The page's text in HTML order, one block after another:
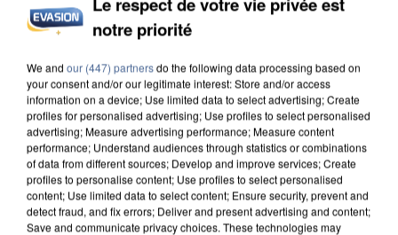
L’UN DES FONDATEURS SUPPOSÉS DE LA DZ
MAFIA INTERPELLÉ EN ALGÉRIE
notre priorité
We and our (447) partnersdo the following data processing based on
your consent and/or our legitimate interest: Store and/or access
information on a device; Use limited data to select advertising; Create
profiles for personalised advertising; Use profiles to select personalised
advertising; Measure advertising performance; Measure content
performance; Understand audiences through statistics or combinations
of data from different sources; Develop and improve services; Create
profiles to personalise content; Use profiles to select personalised
content; Use limited data to select content; Ensure security, prevent and
detect fraud, and fix errors; Deliver and present advertising and content;
Save and communicate privacy choices. These technologies may